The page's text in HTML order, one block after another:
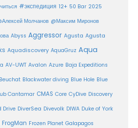
#экспедиция 12+ 50 Bar 2025
Молчанов @Максим Миронов
Abyss Aggressor Agusta Agusta
Aquadiscovery AquaGruz Aqua
AV-UWT Avalon Azure Baja Expeditions
Beuchat Blackwater diving Blue Hole Blue
Cantamar CMAS Core CyDive Discovery
Drive DiverSea Divevolk DIWA Duke of York
FrogMan Frozen Planet Galapagos